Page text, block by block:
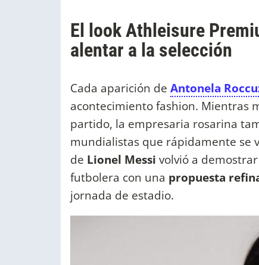
El look Athleisure
alentar a la selección
Cada aparición de Antonela
acontecimiento fashion. Mientras
partido, la empresaria rosarina
mundialistas que rápidamente se
de Lionel Messi volvió a
futbolera con una propuesta
jornada de estadio.